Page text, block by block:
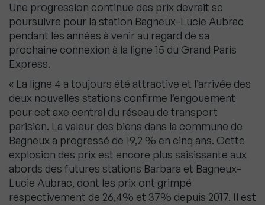
Une progression continue des prix devrait se
poursuivre pour la station Bagneux-Lucie Aubrac
pendant les années à venir au regard de sa
prochaine connexion à la ligne 15 du Grand Paris
Express.
« La ligne 4 a toujours été attractive et l’arrivée des
deux nouvelles stations confirme l’engouement
pour cet axe central du réseau de transport
parisien. La valeur des biens dans la commune de
Bagneux a progressé de 19,2 % en cinq ans. Cette
explosion des prix est encore plus saisissante aux
abords des futures stations Barbara et Bagneux-
Lucie Aubrac, dont les prix ont grimpé
respectivement de 26,4% et 37% depuis 2017. Il est